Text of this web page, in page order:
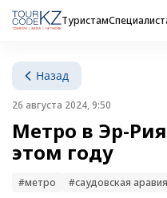
Туристам
Назад
26 августа 2024, 9:50
Метро в Эр-
этом году
#метро #саудовская аравия